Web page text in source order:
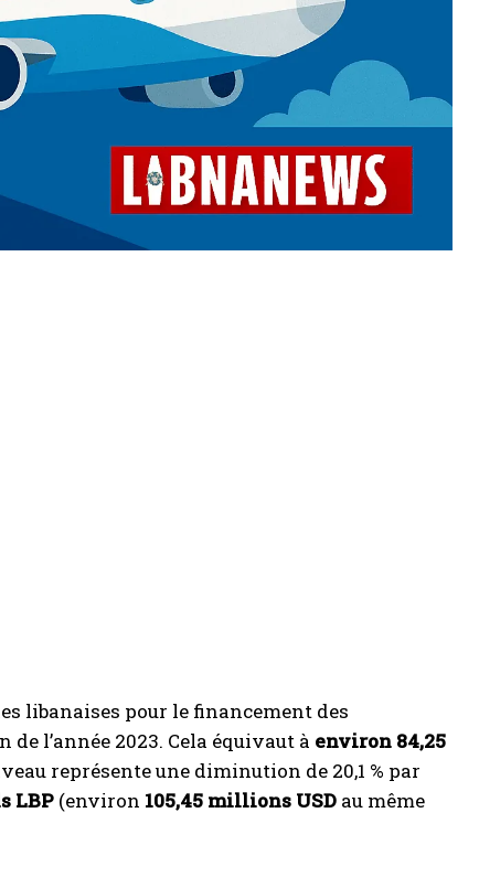
libanaises pour le financement des
de l’année 2023. Cela équivaut à environ 84,25
représente une diminution de 20,1 % par
LBP (environ 105,45 millions USD au même